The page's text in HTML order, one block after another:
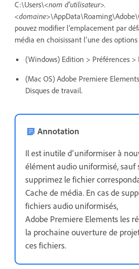
C:\Users\<nom d'utilisateur>.
<domaine>
pouvez modifier l’emplacement par
média en choisissant l’une des
(Windows) Edition > Préférences >
(Mac OS) Adobe Premiere
Disques de travail.
Annotation
Il est inutile d’uniformiser à
élément audio uniformisé, sauf
supprimez le fichier
Cache de média. En cas de
fichiers audio uniformisés,
Adobe Premiere Elements les
la prochaine ouverture de
ces fichiers.